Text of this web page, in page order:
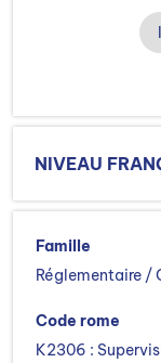
I
NIVEAU
Famille
Réglementaire /
Code rome
K2306 :